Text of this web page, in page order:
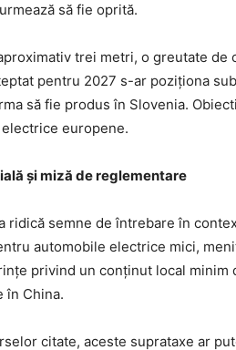
să fie oprită.
trei metri, o greutate
pentru 2027 s-ar poziționa
să fie produs în Slovenia.
europene.
și miză de reglementare
ridică semne de întrebare în
automobile electrice mici,
privind un conținut local minim
în China.
citate, aceste suprataxe ar